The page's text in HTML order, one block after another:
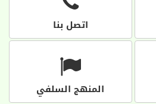
اتصل بنا
المنهج السلفي